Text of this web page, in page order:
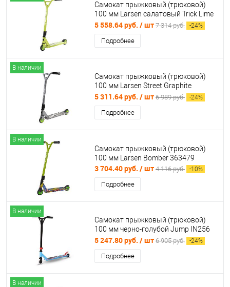
Самокат прыжковый (трюковой)
100 мм Larsen салатовый Trick Lime
20 361729
5 558.64 руб. / шт 7 314 руб. -24%
Подробнее
В наличии
Самокат прыжковый (трюковой)
100 мм Larsen Street Graphite
366240
5 311.64 руб. / шт 6 989 руб. -24%
Подробнее
В наличии
Самокат прыжковый (трюковой)
100 мм Larsen Bomber 363479
3 704.40 руб. / шт 4 116 руб. -10%
Подробнее
В наличии
Самокат прыжковый (трюковой)
100 мм черно-голубой Jump IN256
02544
5 247.80 руб. / шт 6 905 руб. -24%
Подробнее
В наличии